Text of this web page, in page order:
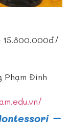
Phạm Đình
–